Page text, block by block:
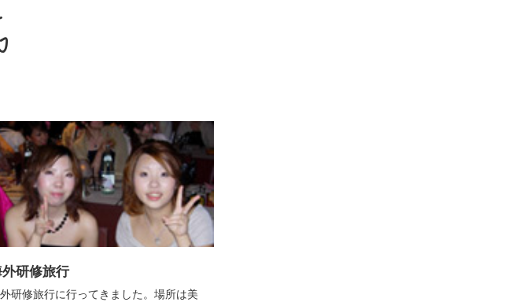
研修旅行
研修旅行に行ってきました。場所は美